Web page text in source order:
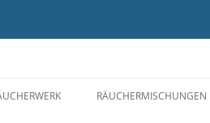
RÄUCHERMISCHUNGEN